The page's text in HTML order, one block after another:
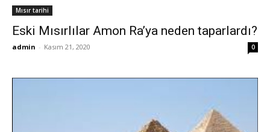
Mısır tarihi
Eski Mısırlılar Amon Ra’ya neden taparlardı?
admin - Kasım 21, 2020 0